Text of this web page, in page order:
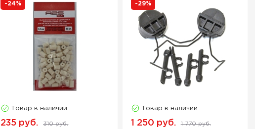
-24%
Товар в наличии
235 руб. 310 руб.
-29%
Товар в наличии
1 250 руб. 1 770 руб.